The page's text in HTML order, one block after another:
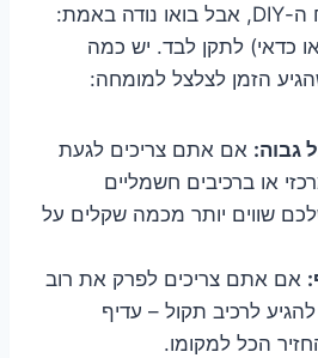
אנחנו אוהבים את רוח ה-DIY, אבל בואו נודה באמת:
כדאי) לתקן לבד. יש כמה
הזמן לצלצל למומחה:
גבוה: אם אתם צריכים לגעת
או ברכיבים חשמליים
שווים יותר מכמה שקלים על
אם אתם צריכים לפרק את רוב
לרכיב תקול – עדיף
הכל למקומו.